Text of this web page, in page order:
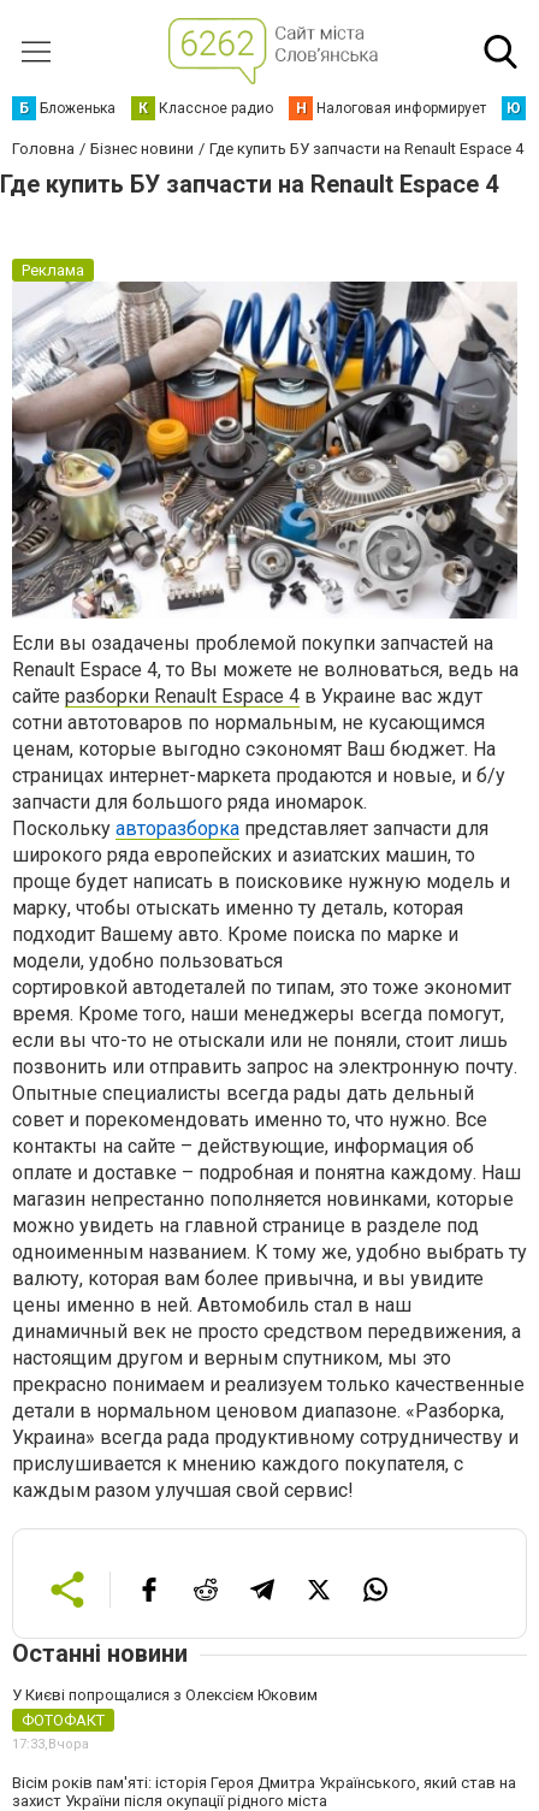
Б Бложенька К Классное радио Н Налоговая информирует Ю
Головна Бізнес новини Где купить БУ запчасти на Renault Espace 4
Где купить БУ запчасти на Renault Espace 4
Реклама
Если вы озадачены проблемой покупки запчастей на
Renault Espace 4, то Вы можете не волноваться, ведь на
сайте разборки Renault Espace 4 в Украине вас ждут
сотни автотоваров по нормальным, не кусающимся
ценам, которые выгодно сэкономят Ваш бюджет. На
страницах интернет-маркета продаются и новые, и б/у
запчасти для большого ряда иномарок.
Поскольку авторазборка представляет запчасти для
широкого ряда европейских и азиатских машин, то
проще будет написать в поисковике нужную модель и
марку, чтобы отыскать именно ту деталь, которая
подходит Вашему авто. Кроме поиска по марке и
модели, удобно пользоваться
сортировкой автодеталей по типам, это тоже экономит
время. Кроме того, наши менеджеры всегда помогут,
если вы что-то не отыскали или не поняли, стоит лишь
позвонить или отправить запрос на электронную почту.
Опытные специалисты всегда рады дать дельный
совет и порекомендовать именно то, что нужно. Все
контакты на сайте – действующие, информация об
оплате и доставке – подробная и понятна каждому. Наш
магазин непрестанно пополняется новинками, которые
можно увидеть на главной странице в разделе под
одноименным названием. К тому же, удобно выбрать ту
валюту, которая вам более привычна, и вы увидите
цены именно в ней. Автомобиль стал в наш
динамичный век не просто средством передвижения, а
настоящим другом и верным спутником, мы это
прекрасно понимаем и реализуем только качественные
детали в нормальном ценовом диапазоне. «Разборка,
Украина» всегда рада продуктивному сотрудничеству и
прислушивается к мнению каждого покупателя, с
каждым разом улучшая свой сервис!
Останні новини
У Києві попрощалися з Олексієм Юковим
ФОТОФАКТ
17:33,Вчора
Вісім років пам'яті: історія Героя Дмитра Українського, який став на
захист України після окупації рідного міста